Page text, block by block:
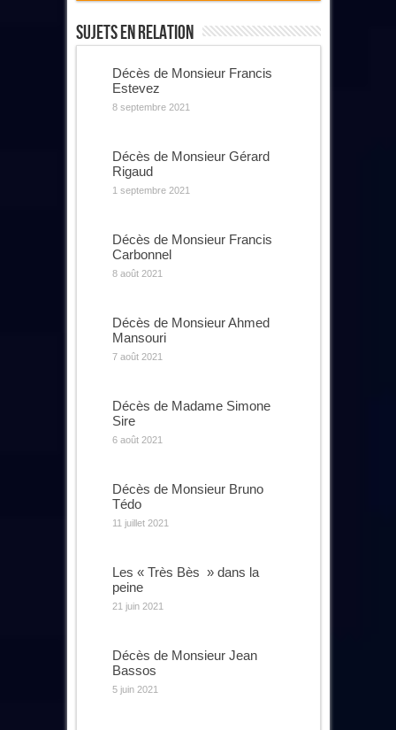
Sujets En Relation
Décès de Monsieur Francis
Estevez
8 septembre 2021
Décès de Monsieur Gérard
Rigaud
1 septembre 2021
Décès de Monsieur Francis
Carbonnel
8 août 2021
Décès de Monsieur Ahmed
Mansouri
7 août 2021
Décès de Madame Simone
Sire
6 août 2021
Décès de Monsieur Bruno
Tédo
11 juillet 2021
Les « Très Bès » dans la
peine
21 juin 2021
Décès de Monsieur Jean
Bassos
5 juin 2021